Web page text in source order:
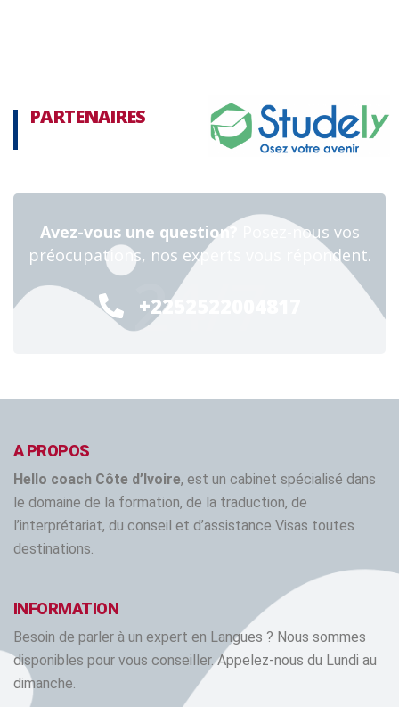
PARTENAIRES
Avez-vous une question?
Posez-nous vos
préocupations, nos experts vous répondent.
+2252522004817
24/7
A PROPOS
Hello coach Côte d’Ivoire, est un cabinet spécialisé dans
le domaine de la formation, de la traduction, de
l’interprétariat, du conseil et d’assistance Visas toutes
destinations.
INFORMATION
Besoin de parler à un expert en Langues ? Nous sommes
disponibles pour vous conseiller. Appelez-nous du Lundi au
dimanche.